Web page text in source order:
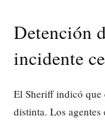
Detención
incidente
El Sheriff indicó que
distinta. Los